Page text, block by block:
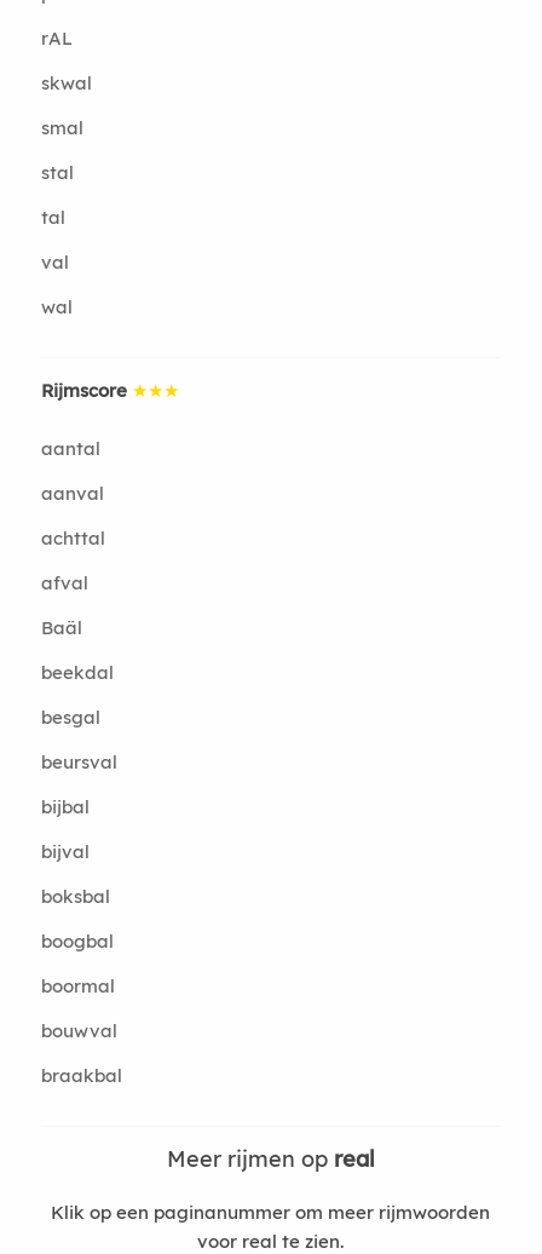
rAL
skwal
smal
stal
tal
val
wal
Rijmscore ★★★
aantal
aanval
achttal
afval
Baäl
beekdal
besgal
beursval
bijbal
bijval
boksbal
boogbal
boormal
bouwval
braakbal
Meer rijmen op real
Klik op een paginanummer om meer rijmwoorden
voor real te zien.